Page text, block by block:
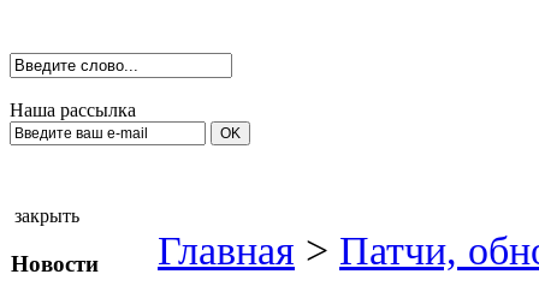
Наша рассылка
закрыть
Новости Главная > Патчи,